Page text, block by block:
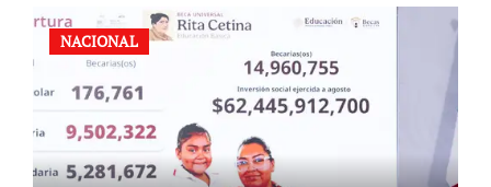
NACIONAL